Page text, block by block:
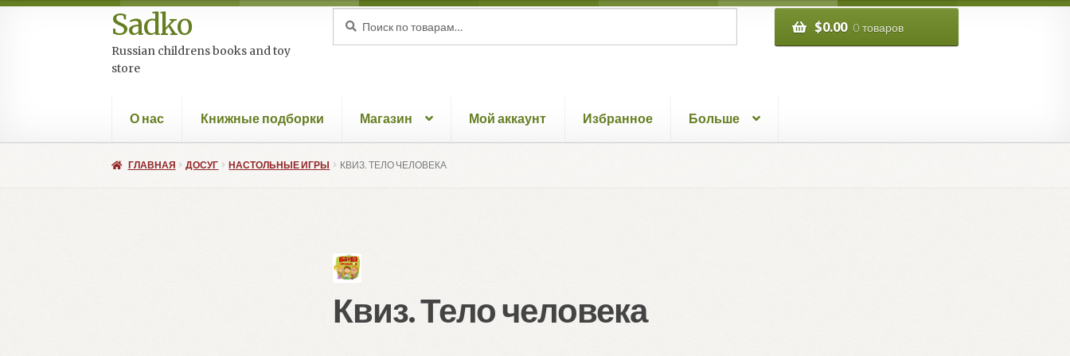
Перейти
к
навигации
Перейти
к
содержимому
Sadko
Russian childrens books and toy
store
$0.00 0 товаров
О нас Книжные подборки Магазин Мой аккаунт Избранное Больше
ГЛАВНАЯ ДОСУГ НАСТОЛЬНЫЕ ИГРЫ КВИЗ. ТЕЛО ЧЕЛОВЕКА
Квиз. Тело человека